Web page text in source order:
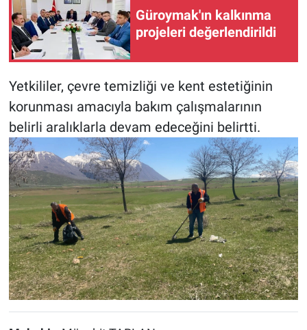
Güroymak'ın kalkınma
projeleri değerlendirildi
Yetkililer, çevre temizliği ve kent estetiğinin
korunması amacıyla bakım çalışmalarının
belirli aralıklarla devam edeceğini belirtti.